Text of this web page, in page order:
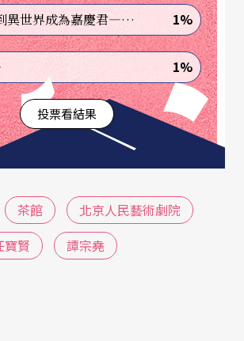
終於博得滿堂喝采，成為與《茶
齊名的經典，也讓這位後輩劇作家
、老舍兩位大師並列。
天下第一樓》中強烈的對比手法，
鋪排，是對於《茶館》一次絕妙的
者說《茶館》本身就是北京人藝的
書，但《天下第一樓》的成功之
中又有所創新。鮮活的語言運用
如「您看見一堆人在那兒搶球，
《轉生到異世界成為嘉慶君—發現我的祖先是詐騙集團!?》 1%
1%
投票看結果
茶館
北京人民藝術劇院
寶賢 譚宗堯